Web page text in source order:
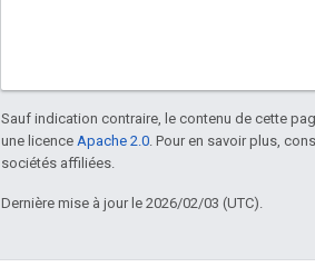
Sauf indication contraire, le contenu de cette
une licence Apache 2.0. Pour en savoir plus,
sociétés affiliées.
Dernière mise à jour le 2026/02/03 (UTC).